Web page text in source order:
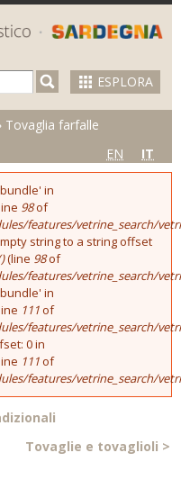
ESPLORA
Tovaglia farfalle
EN
IT
in
98of
features/vetrine_search/
string to a string offset
(line 98of
features/vetrine_search/
in
111of
features/vetrine_search/
0 in
111of
features/vetrine_search/
Tovaglie e tovaglioli >